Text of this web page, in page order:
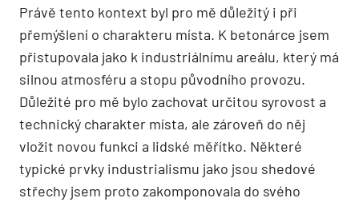
Právě tento kontext byl pro mě důležitý i při
přemýšlení o charakteru místa. K betonárce jsem
přistupovala jako k industriálnímu areálu, který má
silnou atmosféru a stopu původního provozu.
Důležité pro mě bylo zachovat určitou syrovost a
technický charakter místa, ale zároveň do něj
vložit novou funkci a lidské měřítko. Některé
typické prvky industrialismu jako jsou shedové
střechy jsem proto zakomponovala do svého